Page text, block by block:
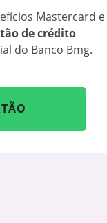
Mastercard e
de crédito
do Banco Bmg.